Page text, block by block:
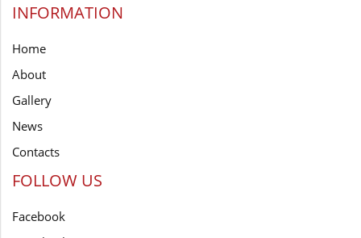
INFORMATION
Home
About
Gallery
News
Contacts
FOLLOW US
Facebook